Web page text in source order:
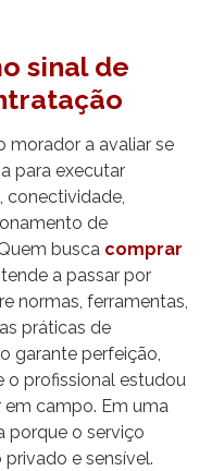
sinal de
morador a avaliar se
para executar
conectividade,
de
busca comprar
a passar por
normas, ferramentas,
práticas de
garante perfeição,
o profissional estudou
campo. Em uma
porque o serviço
e sensível.